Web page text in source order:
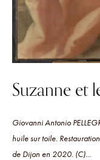
Suzanne et
Giovanni Antonio
huile sur toile.
de Dijon en 2020. (C)...